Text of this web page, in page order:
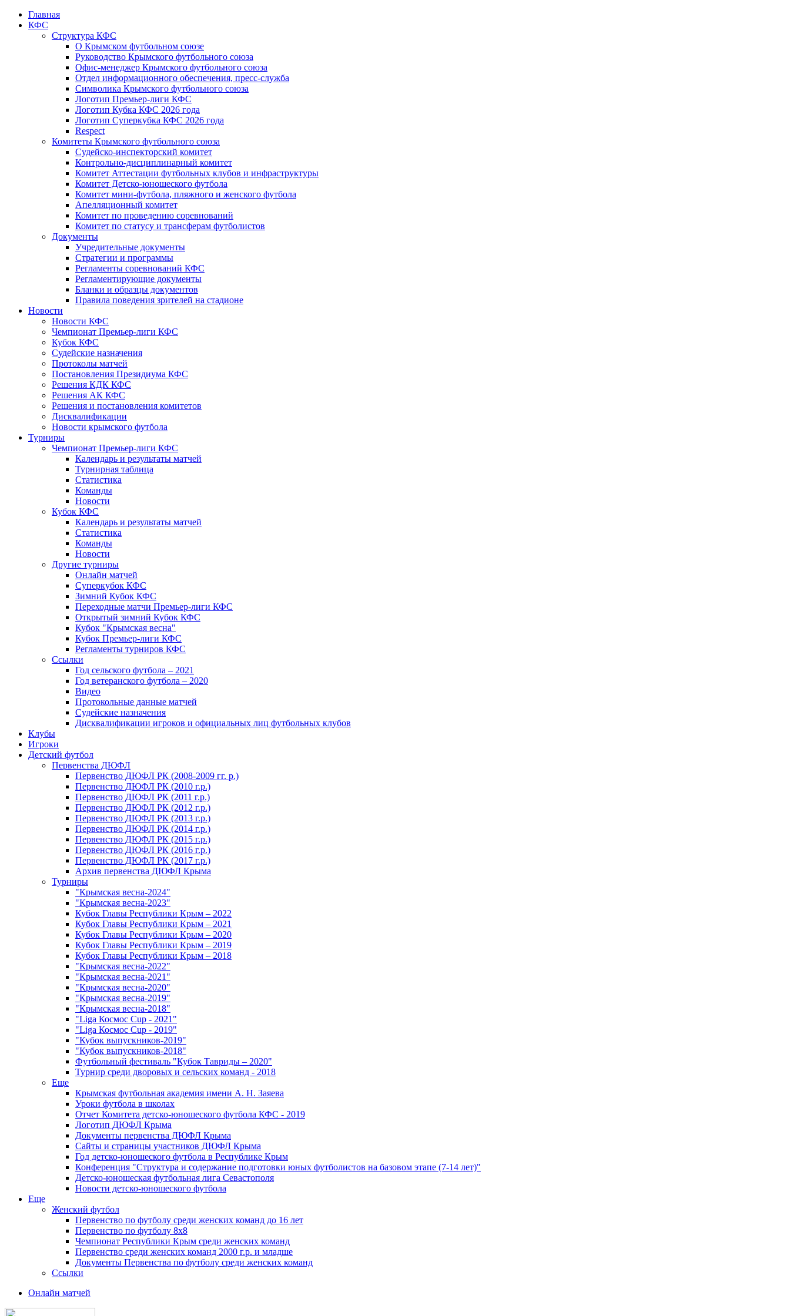
Главная
КФС
Структура КФС
О Крымском футбольном союзе
Руководство Крымского футбольного союза
Офис-менеджер Крымского футбольного союза
Отдел информационного обеспечения, пресс-служба
Символика Крымского футбольного союза
Логотип Премьер-лиги КФС
Логотип Кубка КФС 2026 года
Логотип Суперкубка КФС 2026 года
Respect
Комитеты Крымского футбольного союза
Судейско-инспекторский комитет
Контрольно-дисциплинарный комитет
Комитет Аттестации футбольных клубов и инфраструктуры
Комитет Детско-юношеского футбола
Комитет мини-футбола, пляжного и женского футбола
Апелляционный комитет
Комитет по проведению соревнований
Комитет по статусу и трансферам футболистов
Документы
Учредительные документы
Стратегии и программы
Регламенты соревнований КФС
Регламентирующие документы
Бланки и образцы документов
Правила поведения зрителей на стадионе
Новости
Новости КФС
Чемпионат Премьер-лиги КФС
Кубок КФС
Судейские назначения
Протоколы матчей
Постановления Президиума КФС
Решения КДК КФС
Решения АК КФС
Решения и постановления комитетов
Дисквалификации
Новости крымского футбола
Турниры
Чемпионат Премьер-лиги КФС
Календарь и результаты матчей
Турнирная таблица
Статистика
Команды
Новости
Кубок КФС
Календарь и результаты матчей
Статистика
Команды
Новости
Другие турниры
Онлайн матчей
Суперкубок КФС
Зимний Кубок КФС
Переходные матчи Премьер-лиги КФС
Открытый зимний Кубок КФС
Кубок "Крымская весна"
Кубок Премьер-лиги КФС
Регламенты турниров КФС
Ссылки
Год сельского футбола – 2021
Год ветеранского футбола – 2020
Видео
Протокольные данные матчей
Судейские назначения
Дисквалификации игроков и официальных лиц футбольных клубов
Клубы
Игроки
Детский футбол
Первенства ДЮФЛ
Первенство ДЮФЛ РК (2008-2009 гг. р.)
Первенство ДЮФЛ РК (2010 г.р.)
Первенство ДЮФЛ РК (2011 г.р.)
Первенство ДЮФЛ РК (2012 г.р.)
Первенство ДЮФЛ РК (2013 г.р.)
Первенство ДЮФЛ РК (2014 г.р.)
Первенство ДЮФЛ РК (2015 г.р.)
Первенство ДЮФЛ РК (2016 г.р.)
Первенство ДЮФЛ РК (2017 г.р.)
Архив первенства ДЮФЛ Крыма
Турниры
"Крымская весна-2024"
"Крымская весна-2023"
Кубок Главы Республики Крым – 2022
Кубок Главы Республики Крым – 2021
Кубок Главы Республики Крым – 2020
Кубок Главы Республики Крым – 2019
Кубок Главы Республики Крым – 2018
"Крымская весна-2022"
"Крымская весна-2021"
"Крымская весна-2020"
"Крымская весна-2019"
"Крымская весна-2018"
"Liga Космос Cup - 2021"
"Liga Космос Cup - 2019"
"Кубок выпускников-2019"
"Кубок выпускников-2018"
Футбольный фестиваль "Кубок Тавриды – 2020"
Турнир среди дворовых и сельских команд - 2018
Еще
Крымская футбольная академия имени А. Н. Заяева
Уроки футбола в школах
Отчет Комитета детско-юношеского футбола КФС - 2019
Логотип ДЮФЛ Крыма
Документы первенства ДЮФЛ Крыма
Сайты и страницы участников ДЮФЛ Крыма
Год детско-юношеского футбола в Республике Крым
Конференция "Структура и содержание подготовки юных футболистов на базовом этапе (7-14 лет)"
Детско-юношеская футбольная лига Севастополя
Новости детско-юношеского футбола
Еще
Женский футбол
Первенство по футболу среди женских команд до 16 лет
Первенство по футболу 8х8
Чемпионат Республики Крым среди женских команд
Первенство среди женских команд 2000 г.р. и младше
Документы Первенства по футболу среди женских команд
Ссылки
Онлайн матчей